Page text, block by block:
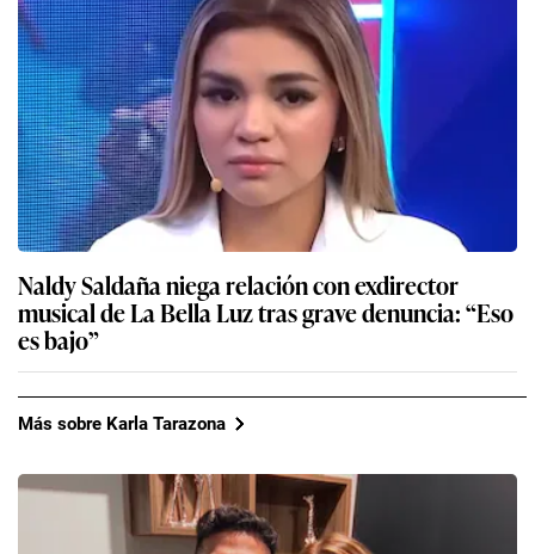
Naldy Saldaña niega relación con exdirector
musical de La Bella Luz tras grave denuncia: “Eso
es bajo”
Más sobre Karla Tarazona